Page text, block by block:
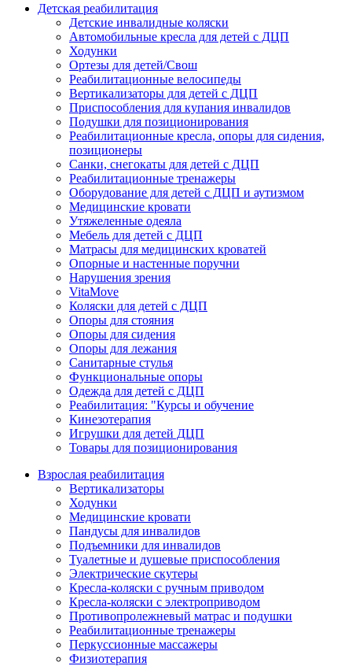
Детская реабилитация
Детские инвалидные коляски
Автомобильные кресла для детей с ДЦП
Ходунки
Ортезы для детей/Свош
Реабилитационные велосипеды
Вертикализаторы для детей с ДЦП
Приспособления для купания инвалидов
Подушки для позиционирования
Реабилитационные кресла, опоры для сидения,
позиционеры
Санки, снегокаты для детей с ДЦП
Реабилитационные тренажеры
Оборудование для детей с ДЦП и аутизмом
Медицинские кровати
Утяжеленные одеяла
Мебель для детей с ДЦП
Матрасы для медицинских кроватей
Опорные и настенные поручни
Нарушения зрения
VitaMove
Коляски для детей с ДЦП
Опоры для стояния
Опоры для сидения
Опоры для лежания
Санитарные стулья
Функциональные опоры
Одежда для детей с ДЦП
Реабилитация: "Курсы и обучение
Кинезотерапия
Игрушки для детей ДЦП
Товары для позиционирования
Взрослая реабилитация
Вертикализаторы
Ходунки
Медицинские кровати
Пандусы для инвалидов
Подъемники для инвалидов
Туалетные и душевые приспособления
Электрические скутеры
Кресла-коляски с ручным приводом
Кресла-коляски с электроприводом
Противопролежневый матрас и подушки
Реабилитационные тренажеры
Перкуссионные массажеры
Физиотерапия